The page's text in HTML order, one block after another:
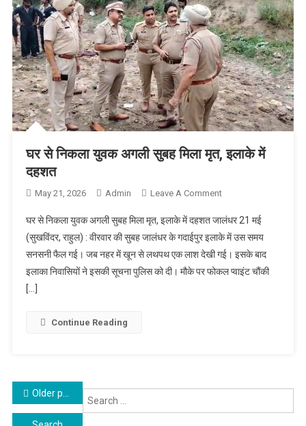
घर से निकला युवक अगली सुबह मिला मृत, इलाके में
दहशत
May 21, 2026 Admin Leave A CommentOn घर से निकला
मृत, इलाके में दहशत
घर से निकला युवक अगली सुबह मिला मृत, इलाके में दहशत जालंधर 21 मई
(सुखविंदर, राहुल) : वीरवार की सुबह जालंधर के गदाईपुर इलाके में उस समय
सनसनी फैल गई। जब नहर में खून से लथपथ एक लाश देखी गई। इसके बाद
इलाका निवासियों ने इसकी सूचना पुलिस को दी। मौके पर फोकल प्वाइंट चौंकी
[…]
Continue Reading
Posts navigation
Older posts